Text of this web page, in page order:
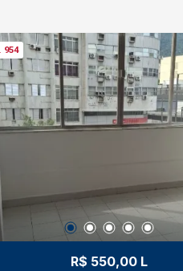
954
R$ 550,00 L